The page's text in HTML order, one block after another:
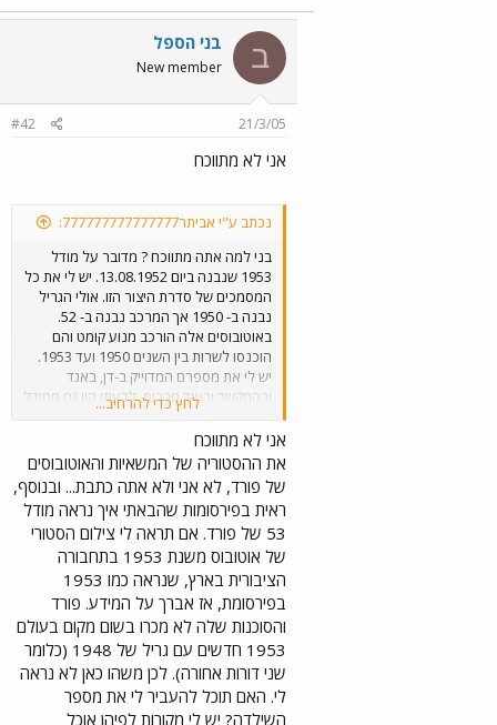
ב בני הספל
New member
21/3/05
#42
אני לא מתווכח
נכתב ע"י אביתר777777777777777:
בני למה אתה מתווכח ? מדובר על מודל
1953 שנבנה ביום 13.08.1952. יש לי את כל
המסמכים של סדרת היצור הזו. אולי הגריל
נבנה ב- 1950 אך המרכב נבנה ב- 52.
באוטובוסים אלה הורכב מנוע קומט והם
הוכנסו לשרות בין השנים 1950 ועד 1953.
יש לי את מספרם המדוייק ב-דן, באגד
ובהמקשר ובעוד חברות. לדעתי היו גם ממודל
1954 אבל אני לא מתחייב על כך. חלקם
משרד הרישוי המצויים ברובם אצלי.
לחץ כדי להרחיב...
אני לא מתווכח
את ההסטוריה של המשאיות והאוטובוסים
של פורד, לא אני ולא אתה כתבת... ובנוסף,
ראית בפירסומות שהבאתי איך נראה מודל
53 של פורד. אם תראה לי צילום הסטורי
של אוטובוס משנת 1953 בתחבורה
הציבורית בארץ, שנראה כמו 1953
בפירסומת, אז אברך על המידע. פורד
והסוכנות שלה לא מכרו בשום מקום בעולם
1953 חדשים עם גריל של 1948 (כלומר
שני דורות אחורה). לכן משהו כאן לא נראה
לי. האם תוכל להעביר לי את מספר
השילדה? יש לי מקורות לפיהן אוכל